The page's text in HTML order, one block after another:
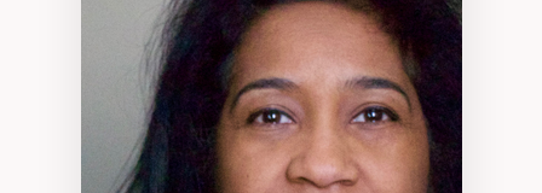
Travail social, action et justice sociale
Fondements de l’intervention et des
nouvelles pratiques en travail social et en
éducation inclusive
Minorités linguistiques, offre active et
francophonie plurielle en contexte
linguistique minoritaire
Études critiques sur le handicap, la
neurodiversité, l'agentivité et les injustices
épistémiques